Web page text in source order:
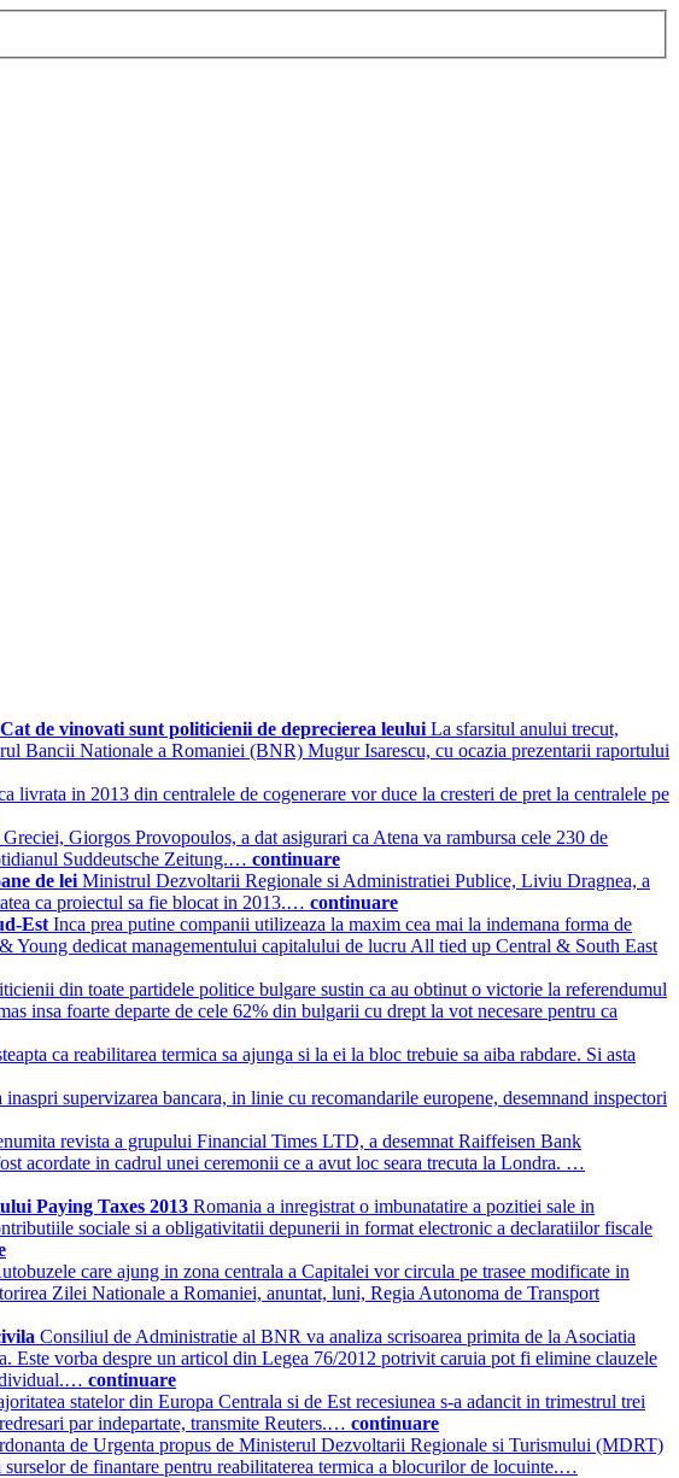
de vinovati sunt politicienii de deprecierea leului La sfarsitul anului trecut,
Bancii Nationale a Romaniei (BNR) Mugur Isarescu, cu ocazia prezentarii raportului
livrata in 2013 din centralele de cogenerare vor duce la cresteri de pret la centralele pe
Giorgos Provopoulos, a dat asigurari ca Atena va rambursa cele 230 de
Suddeutsche Zeitung.… continuare
de lei Ministrul Dezvoltarii Regionale si Administratiei Publice, Liviu Dragnea, a
ca proiectul sa fie blocat in 2013.… continuare
Est Inca prea putine companii utilizeaza la maxim cea mai la indemana forma de
dedicat managementului capitalului de lucru All tied up Central & South East
din toate partidele politice bulgare sustin ca au obtinut o victorie la referendumul
insa foarte departe de cele 62% din bulgarii cu drept la vot necesare pentru ca
ca reabilitarea termica sa ajunga si la ei la bloc trebuie sa aiba rabdare. Si asta
supervizarea bancara, in linie cu recomandarile europene, desemnand inspectori
revista a grupului Financial Times LTD, a desemnat Raiffeisen Bank
acordate in cadrul unei ceremonii ce a avut loc seara trecuta la Londra. …
Paying Taxes 2013 Romania a inregistrat o imbunatatire a pozitiei sale in
sociale si a obligativitatii depunerii in format electronic a declaratiilor fiscale
care ajung in zona centrala a Capitalei vor circula pe trasee modificate in
Zilei Nationale a Romaniei, anuntat, luni, Regia Autonoma de Transport
Consiliul de Administratie al BNR va analiza scrisoarea primita de la Asociatia
vorba despre un articol din Legea 76/2012 potrivit caruia pot fi elimine clauzele
continuare
statelor din Europa Centrala si de Est recesiunea s-a adancit in trimestrul trei
par indepartate, transmite Reuters.… continuare
de Urgenta propus de Ministerul Dezvoltarii Regionale si Turismului (MDRT)
de finantare pentru reabilitaterea termica a blocurilor de locuinte.…